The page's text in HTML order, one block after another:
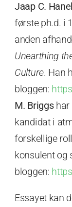
Jaap C.
første ph.d. i
anden
Unearthing
Culture. Han
bloggen:
M. Briggshar
kandidat i
forskellige
konsulent og
bloggen:
Essayet kan